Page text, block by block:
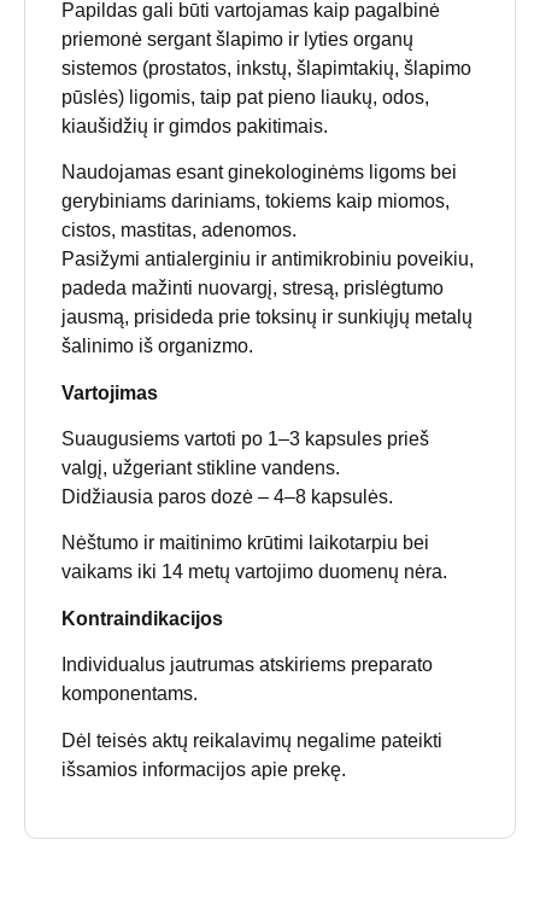
Papildas gali būti vartojamas kaip pagalbinė
priemonė sergant šlapimo ir lyties organų
sistemos (prostatos, inkstų, šlapimtakių, šlapimo
pūslės) ligomis, taip pat pieno liaukų, odos,
kiaušidžių ir gimdos pakitimais.
Naudojamas esant ginekologinėms ligoms bei
gerybiniams dariniams, tokiems kaip miomos,
cistos, mastitas, adenomos.
Pasižymi antialerginiu ir antimikrobiniu poveikiu,
padeda mažinti nuovargį, stresą, prislėgtumo
jausmą, prisideda prie toksinų ir sunkiųjų metalų
šalinimo iš organizmo.
Vartojimas
Suaugusiems vartoti po 1–3 kapsules prieš
valgį, užgeriant stikline vandens.
Didžiausia paros dozė – 4–8 kapsulės.
Nėštumo ir maitinimo krūtimi laikotarpiu bei
vaikams iki 14 metų vartojimo duomenų nėra.
Kontraindikacijos
Individualus jautrumas atskiriems preparato
komponentams.
Dėl teisės aktų reikalavimų negalime pateikti
išsamios informacijos apie prekę.